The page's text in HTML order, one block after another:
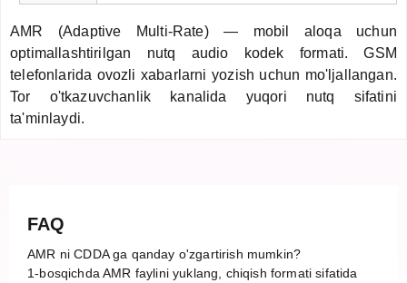
AMR (Adaptive Multi-Rate) — mobil aloqa uchun
optimallashtirilgan nutq audio kodek formati. GSM
telefonlarida ovozli xabarlarni yozish uchun mo'ljallangan.
Tor o'tkazuvchanlik kanalida yuqori nutq sifatini
ta'minlaydi.
FAQ
AMR ni CDDA ga qanday o'zgartirish mumkin?
1-bosqichda AMR faylini yuklang, chiqish formati sifatida